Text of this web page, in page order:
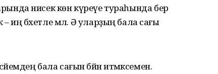
нисек көн күреүе тураһында бер
иң бәхетле мәл. Ә уларҙың бала сағы
бала сағын бәйән итмәксемен.